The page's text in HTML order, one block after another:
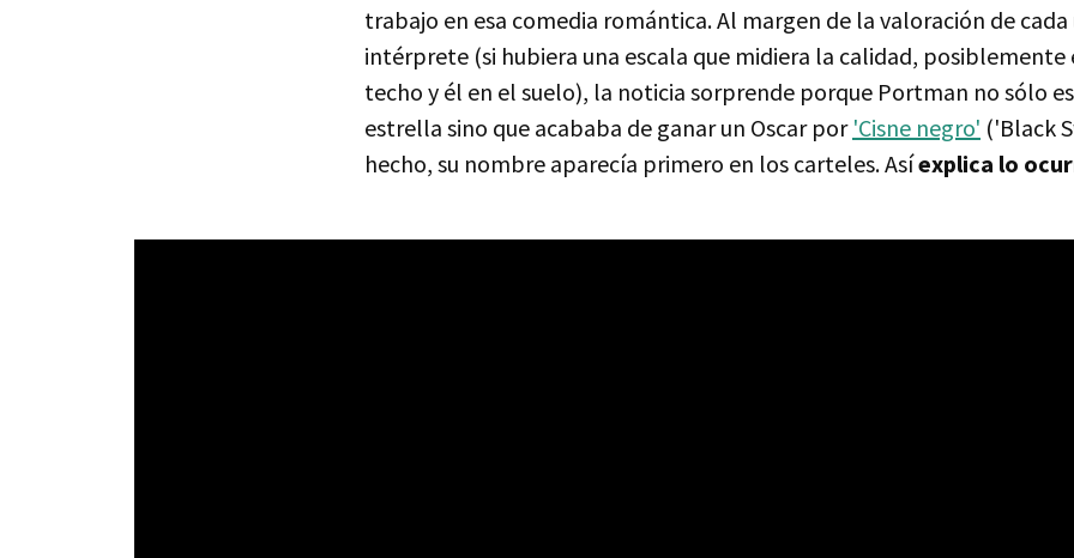
trabajo en esa comedia romántica. Al margen de la valoración de
intérprete (si hubiera una escala que midiera la calidad, posiblemente
techo y él en el suelo), la noticia sorprende porque Portman no sólo
estrella sino que acababa de ganar un Oscar por 'Cisne negro' ('Black
hecho, su nombre aparecía primero en los carteles. Asíexplica lo